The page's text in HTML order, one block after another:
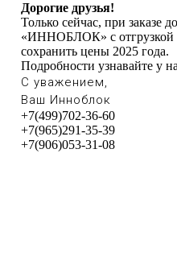
Дорогие друзья!
Только сейчас, при заказе
«ИННОБЛОК» с отгрузкой
сохранить цены 2025 года.
Подробности узнавайте у
С уважением,
Ваш Инноблок
+7(499)702-36-60
+7(965)291-35-39
+7(906)053-31-08